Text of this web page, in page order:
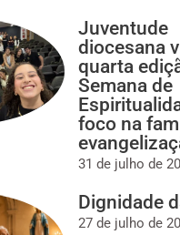
Juventude
diocesana
quarta
Semana de
foco na
31 de julho de
Dignidade
27 de julho de